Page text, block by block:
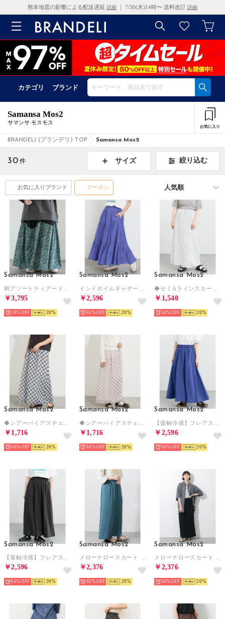
熊本地震の影響による配送遅延 詳細 ｜ 7/30(木)14時〜 送料改訂 詳細
カテゴリ ブランド
Samansa Mos2
サマンサ モスモス
お気に入り
BRANDELI (ブランデリ) TOP Samansa Mos2
30 件 サイズ 絞り込む
お気に入りブランド クーポン
Samansa Mos2
￥3,795
50% 20
Samansa Mos2
￥2,596
60% 20
Samansa Mos2
￥1,540
60% 20
Samansa Mos2
￥1,716
60% 20
Samansa Mos2
￥1,716
60% 20
Samansa Mos2
￥2,596
60% 20
Samansa Mos2
￥2,596
60% 20
Samansa Mos2
￥2,376
60% 20
Samansa Mos2
￥2,376
60% 20